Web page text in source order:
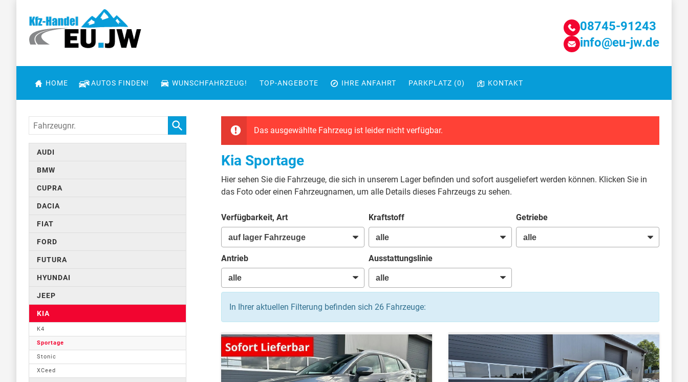
08745-91243
info@eu-jw.de
HOME AUTOS FINDEN! WUNSCHFAHRZEUG! TOP-ANGEBOTE IHRE ANFAHRT PARKPLATZ (0) KONTAKT
Das ausgewählte Fahrzeug ist leider nicht verfügbar.
Kia Sportage
Hier sehen Sie die Fahrzeuge, die sich in unserem Lager befinden und sofort ausgeliefert werden können. Klicken Sie in
das Foto oder einen Fahrzeugnamen, um alle Details dieses Fahrzeugs zu sehen.
Verfügbarkeit, Art Kraftstoff Getriebe
Antrieb Ausstattungslinie
In Ihrer aktuellen Filterung befinden sich 26Fahrzeuge:
Fahrzeugnr.
AUDI
BMW
CUPRA
DACIA
FIAT
FORD
FUTURA
HYUNDAI
JEEP
KIA
K4
Sportage
Stonic
XCeed